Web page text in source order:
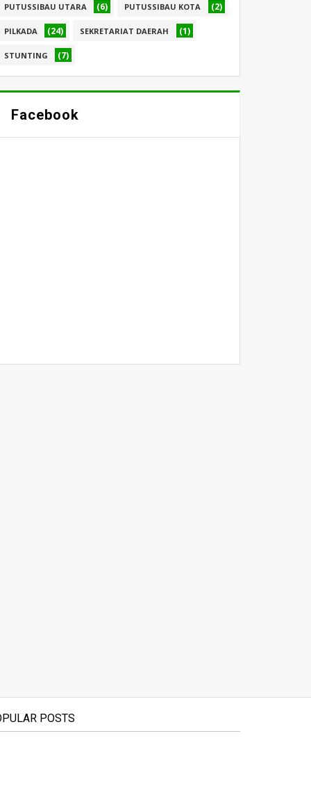
PUTUSSIBAU UTARA (6) PUTUSSIBAU KOTA (2)
PILKADA (24) SEKRETARIAT DAERAH (1)
STUNTING (7)
Facebook
POSTS